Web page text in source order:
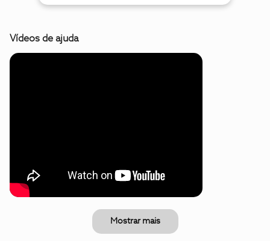
Vídeos de ajuda
Mostrar mais